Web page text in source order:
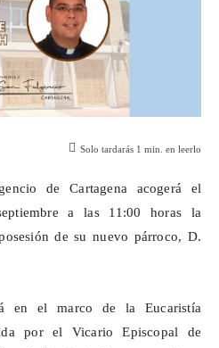
Solo tardarás 1 min. en leerlo
de Cartagena acogerá el
a las 11:00 horas la
de su nuevo párroco, D.
en el marco de la Eucaristía
por el Vicario Episcopal de